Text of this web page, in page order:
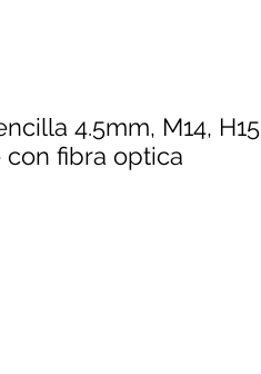
4.5mm, M14, H15
con fibra optica